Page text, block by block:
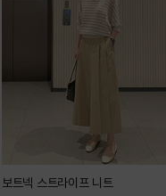
보트넥 스트라이프 니트